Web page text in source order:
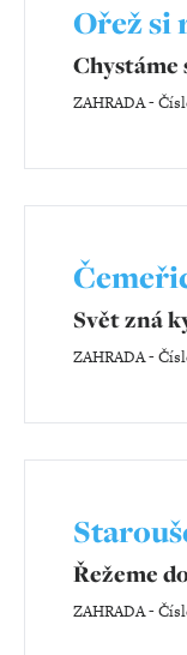
Ořež si
Chystáme
ZAHRADA-
Svět zná
ZAHRADA-
Řežeme
ZAHRADA-